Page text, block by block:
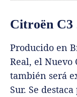
Citroën C3
Producido en
Real, el Nuevo
también será
Sur. Se